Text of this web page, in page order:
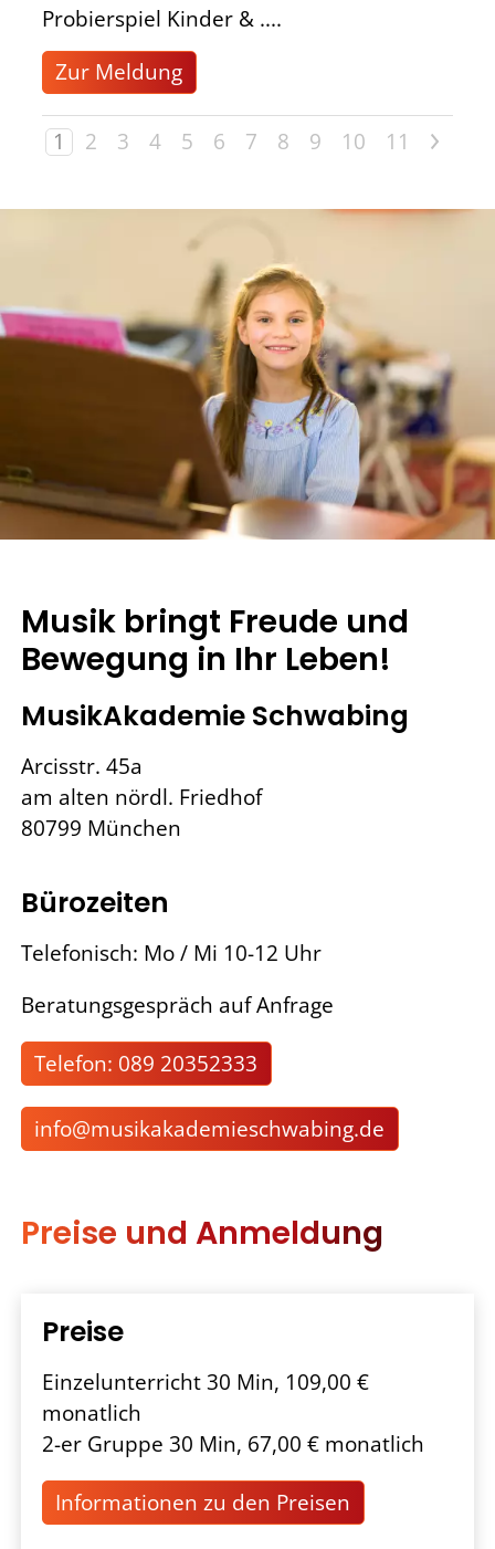
Probierspiel Kinder & ....
Zur Meldung
1 2 3 4 5 6 7 8 9 10 11 >
Musik bringt Freude und
Bewegung in Ihr Leben!
MusikAkademie Schwabing
Arcisstr. 45a
am alten nördl. Friedhof
80799 München
Bürozeiten
Telefonisch: Mo / Mi 10-12 Uhr
Beratungsgespräch auf Anfrage
Telefon: 089 20352333
nf m s k k d m schw b ng d
Preise und Anmeldung
Preise
Einzelunterricht 30 Min, 109,00 €
monatlich
2-er Gruppe 30 Min, 67,00 € monatlich
Informationen zu den Preisen